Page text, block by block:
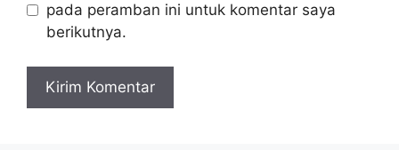
pada peramban ini untuk komentar saya
berikutnya.